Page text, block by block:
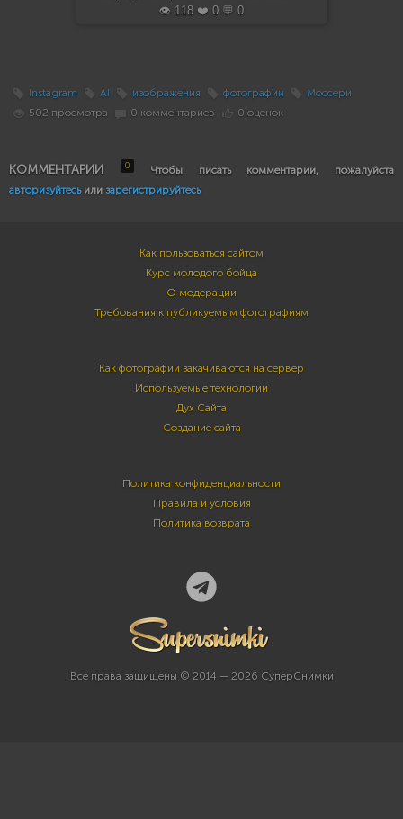
👁️ 118 ❤️ 0 💬 0
Instagram AI изображения фотографии
Моссери
502 просмотра
0 комментариев 0 оценок
КОММЕНТАРИИ 0
Чтобы писать комментарии, пожалуйста
авторизуйтесьили зарегистрируйтесь
Как пользоваться сайтом
Курс молодого бойца
О модерации
Требования к публикуемым фотографиям
Как фотографии закачиваются на сервер
Используемые технологии
Дух Сайта
Создание сайта
Политика конфиденциальности
Правила и условия
Политика возврата
Все права защищены © 2014 — 2026 СуперСнимки